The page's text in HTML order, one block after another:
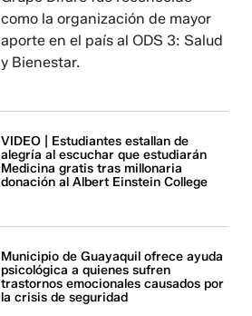
como la organización de mayor
aporte en el país al ODS 3: Salud
y Bienestar.
VIDEO | Estudiantes estallan de
alegría al escuchar que estudiarán
Medicina gratis tras millonaria
donación al Albert Einstein College
Municipio de Guayaquil ofrece ayuda
psicológica a quienes sufren
trastornos emocionales causados por
la crisis de seguridad